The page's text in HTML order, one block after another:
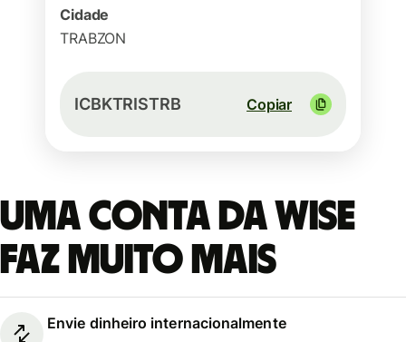
Cidade
TRABZON
ICBKTRISTRB Copiar
Uma conta da Wise
faz muito mais
Envie dinheiro internacionalmente